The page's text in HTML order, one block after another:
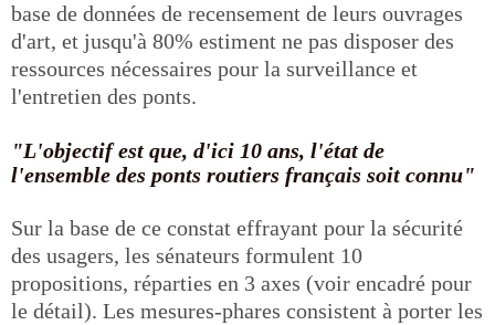
base de données de recensement de leurs ouvrages
d'art, et jusqu'à 80% estiment ne pas disposer des
ressources nécessaires pour la surveillance et
l'entretien des ponts.
"L'objectif est que, d'ici 10 ans, l'état de
l'ensemble des ponts routiers français soit connu"
Sur la base de ce constat effrayant pour la sécurité
des usagers, les sénateurs formulent 10
propositions, réparties en 3 axes (voir encadré pour
le détail). Les mesures-phares consistent à porter les